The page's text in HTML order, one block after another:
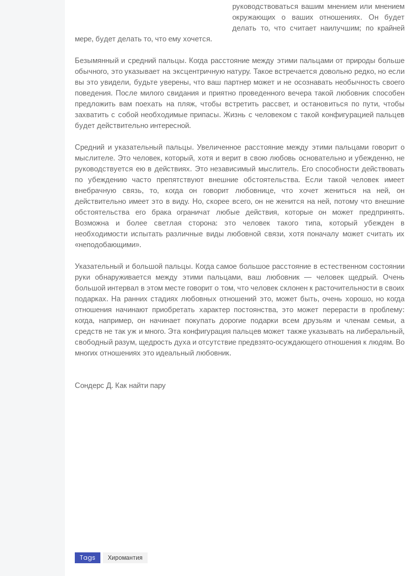
руководствоваться вашим мнением или мнением
окружающих о ваших отношениях. Он будет
делать то, что считает наилучшим; по крайней
мере, будет делать то, что ему хочется.
Безымянный и средний пальцы. Когда расстояние между этими пальцами от природы больше
обычного, это указывает на эксцентричную натуру. Такое встречается довольно редко, но если
вы это увидели, будьте уверены, что ваш партнер может и не осознавать необычность своего
поведения. После милого свидания и приятно проведенного вечера такой любовник способен
предложить вам поехать на пляж, чтобы встретить рассвет, и остановиться по пути, чтобы
захватить с собой необходимые припасы. Жизнь с человеком с такой конфигурацией пальцев
будет действительно интересной.
Средний и указательный пальцы. Увеличенное расстояние между этими пальцами говорит о
мыслителе. Это человек, который, хотя и верит в свою любовь основательно и убежденно, не
руководствуется ею в действиях. Это независимый мыслитель. Его способности действовать
по убеждению часто препятствуют внешние обстоятельства. Если такой человек имеет
внебрачную связь, то, когда он говорит любовнице, что хочет жениться на ней, он
действительно имеет это в виду. Но, скорее всего, он не женится на ней, потому что внешние
обстоятельства его брака ограничат любые действия, которые он может предпринять.
Возможна и более светлая сторона: это человек такого типа, который убежден в
необходимости испытать различные виды любовной связи, хотя поначалу может считать их
«неподобающими».
Указательный и большой пальцы. Когда самое большое расстояние в естественном состоянии
руки обнаруживается между этими пальцами, ваш любовник — человек щедрый. Очень
большой интервал в этом месте говорит о том, что человек склонен к расточительности в своих
подарках. На ранних стадиях любовных отношений это, может быть, очень хорошо, но когда
отношения начинают приобретать характер постоянства, это может перерасти в проблему:
когда, например, он начинает покупать дорогие подарки всем друзьям и членам семьи, а
средств не так уж и много. Эта конфигурация пальцев может также указывать на либеральный,
свободный разум, щедрость духа и отсутствие предвзято-осуждающего отношения к людям. Во
многих отношениях это идеальный любовник.
Сондерс Д. Как найти пару
Tags Хиромантия